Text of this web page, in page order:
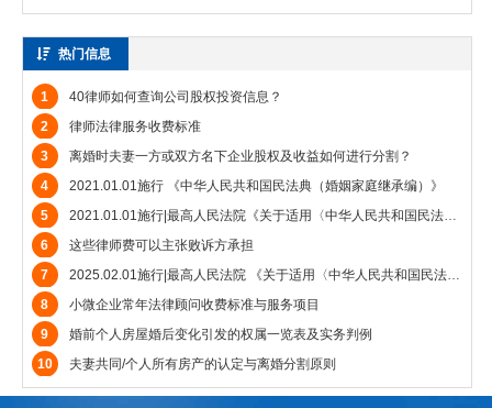
热门信息
1
40律师如何查询公司股权投资信息？
2
律师法律服务收费标准
3
离婚时夫妻一方或双方名下企业股权及收益如何进行分割？
4
2021.01.01施行 《中华人民共和国民法典（婚姻家庭继承编）》
5
2021.01.01施行|最高人民法院《关于适用〈中华人民共和国民法典〉婚姻家庭编的解释（一）》
6
这些律师费可以主张败诉方承担
7
2025.02.01施行|最高人民法院 《关于适用〈中华人民共和国民法典〉婚姻家庭编的解释（二）》
8
小微企业常年法律顾问收费标准与服务项目
9
婚前个人房屋婚后变化引发的权属一览表及实务判例
10
夫妻共同/个人所有房产的认定与离婚分割原则